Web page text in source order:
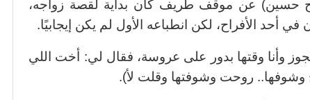
حسين) عن موقف طريف كان بداية لقصة زواجه،
أحد الأفراح، لكن انطباعه الأول لم يكن إيجابيًا.
وأنا وقتها بدور على عروسة، فقال لي: أخت اللي
وشوفها.. روحت وشوفتها وقلت لأ).